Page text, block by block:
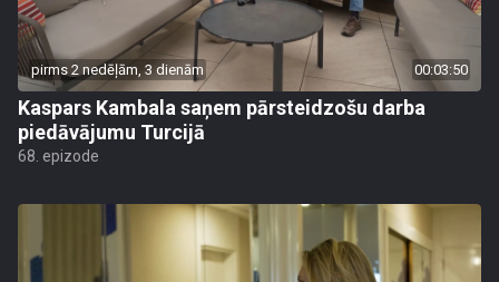
pirms 2 nedēļām, 3 dienām 00:03:50
Kaspars Kambala saņem pārsteidzošu darba
piedāvājumu Turcijā
68. epizode